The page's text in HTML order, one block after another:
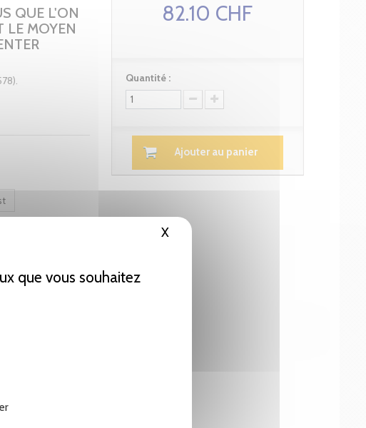
que vous souhaitez
X Masquer le bandeau des cookies
QUE L'ON
LE MOYEN
82.10 CHF
Quantité :
Ajouter au panier